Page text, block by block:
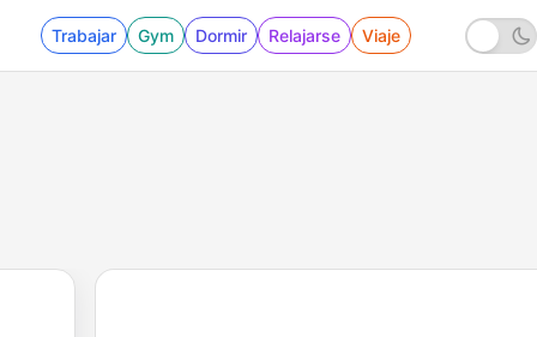
Trabajar Gym Dormir Relajarse Viaje